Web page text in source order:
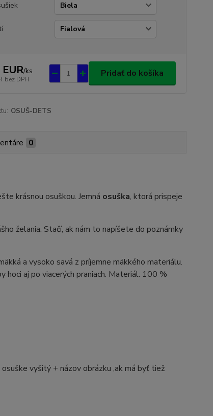
/ks
bez DPH
Pridať do košíka
OSUŠ-DETS
0
krásnou osuškou. Jemná osuška, ktorá prispeje
želania. Stačí, ak nám to napíšete do poznámky
a vysoko savá z príjemne mäkkého materiálu.
aj po viacerých praniach. Materiál: 100 %
vyšitý + názov obrázku ,ak má byť tiež